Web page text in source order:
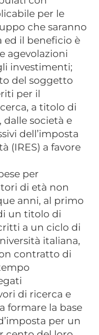
per le
che saranno
ed il beneficio è
agevolazioni
investimenti;
del soggetto
per il
a titolo di
società e
dell’imposta
(IRES) a favore
per
di età non
anni, al primo
un titolo di
a un ciclo di
italiana,
contratto di
di ricerca e
formare la base
per un